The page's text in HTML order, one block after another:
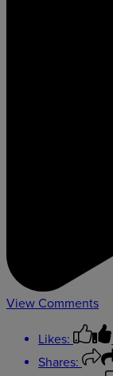
View Comments
Likes:
Shares: